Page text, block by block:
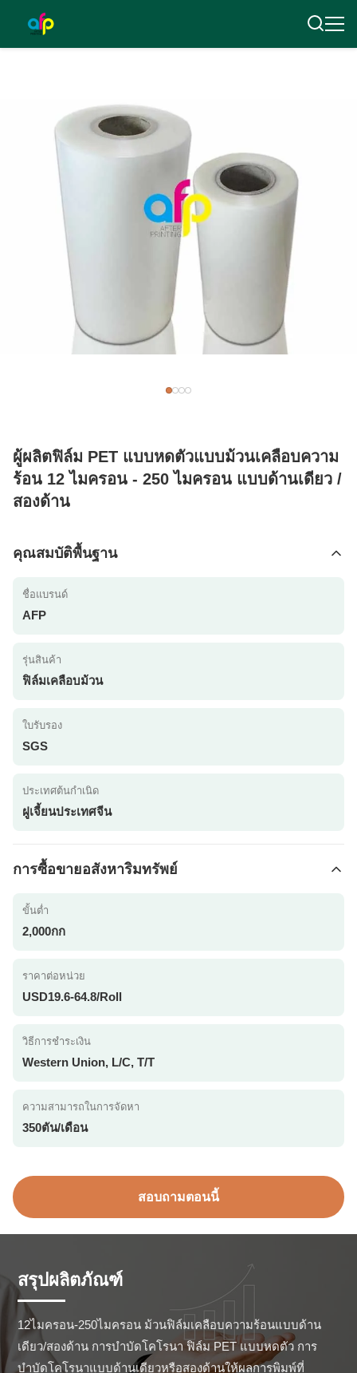
ผู้ผลิตฟิล์ม PET แบบหดตัวแบบม้วนเคลือบความ
ร้อน 12 ไมครอน - 250 ไมครอน แบบด้านเดียว /
สองด้าน
คุณสมบัติพื้นฐาน
ชื่อแบรนด์
AFP
รุ่นสินค้า
ฟิล์มเคลือบม้วน
ใบรับรอง
SGS
ประเทศต้นกำเนิด
ฝูเจี้ยนประเทศจีน
การซื้อขายอสังหาริมทรัพย์
ขั้นต่ำ
2,000กก
ราคาต่อหน่วย
USD19.6-64.8/Roll
วิธีการชำระเงิน
Western Union, L/C, T/T
ความสามารถในการจัดหา
350ตัน/เดือน
สอบถามตอนนี้
สรุปผลิตภัณฑ์
12ไมครอน-250ไมครอน ม้วนฟิล์มเคลือบความร้อนแบบด้าน
เดียว/สองด้าน การบำบัดโคโรนา ฟิล์ม PET แบบหดตัว การ
บำบัดโคโรนาแบบด้านเดียวหรือสองด้านให้ผลการพิมพ์ที่